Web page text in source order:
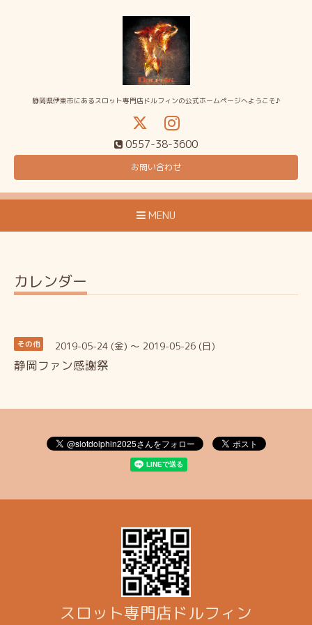
静岡県伊東市にあるスロット専門店ドルフィンの公式ホームページへようこそ♪
0557-38-3600
お問い合わせ
MENU
カレンダー
その他 2019-05-24 (金) ～ 2019-05-26 (日)
静岡ファン感謝祭
スロット専門店ドルフィン